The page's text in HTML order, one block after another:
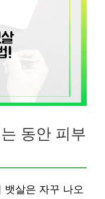
동안 피부
뱃살은 자꾸 나오